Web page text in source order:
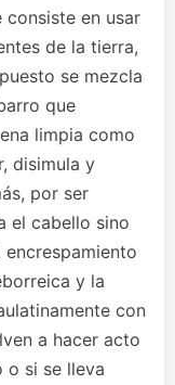
en usar
de la tierra,
se mezcla
que
limpia como
disimula y
por ser
el cabello sino
y la
con
a hacer acto
o si se lleva